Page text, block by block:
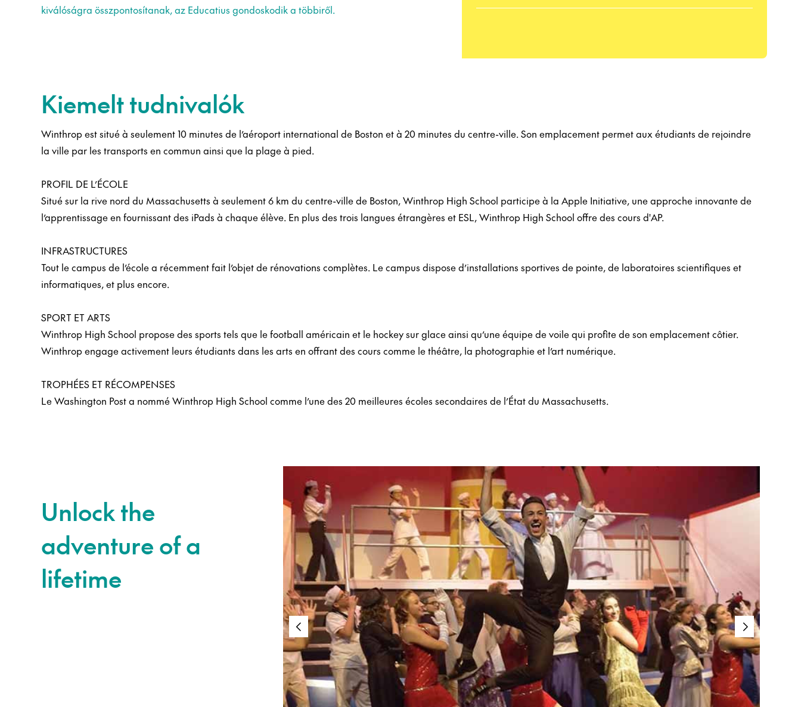
kiválóságra összpontosítanak, az Educatius gondoskodik a többiről.
Kiemelt tudnivalók
Winthrop est situé à seulement 10 minutes de l’aéroport international de Boston et à 20 minutes du centre-ville. Son emplacement permet aux étudiants de rejoindre
la ville par les transports en commun ainsi que la plage à pied.
PROFIL DE L’ÉCOLE
Situé sur la rive nord du Massachusetts à seulement 6 km du centre-ville de Boston, Winthrop High School participe à la Apple Initiative, une approche innovante de
l’apprentissage en fournissant des iPads à chaque élève. En plus des trois langues étrangères et ESL, Winthrop High School offre des cours d'AP.
INFRASTRUCTURES
Tout le campus de l’école a récemment fait l’objet de rénovations complètes. Le campus dispose d’installations sportives de pointe, de laboratoires scientifiques et
informatiques, et plus encore.
SPORT ET ARTS
Winthrop High School propose des sports tels que le football américain et le hockey sur glace ainsi qu’une équipe de voile qui profite de son emplacement côtier.
Winthrop engage activement leurs étudiants dans les arts en offrant des cours comme le théâtre, la photographie et l’art numérique.
TROPHÉES ET RÉCOMPENSES
Le Washington Post a nommé Winthrop High School comme l’une des 20 meilleures écoles secondaires de l’État du Massachusetts.
Unlock the
adventure of a
lifetime